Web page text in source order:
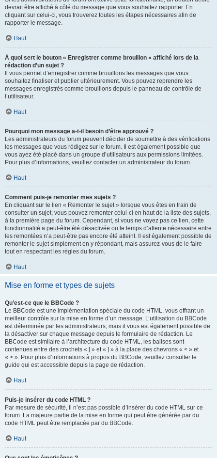
devrait être affiché à côté du message que vous souhaitez rapporter. En
cliquant sur celui-ci, vous trouverez toutes les étapes nécessaires afin de
rapporter le message.
Haut
À quoi sert le bouton « Enregistrer comme brouillon » affiché lors de la
rédaction d’un sujet ?
Il vous permet d’enregistrer comme brouillons les messages que vous
souhaitez finaliser et publier ultérieurement. Vous pouvez reprendre les
messages enregistrés comme brouillons depuis le panneau de contrôle de
l’utilisateur.
Haut
Pourquoi mon message a-t-il besoin d’être approuvé ?
Les administrateurs du forum peuvent décider de soumettre à des vérifications
les messages que vous rédigez sur le forum. Il est également possible que
vous ayez été placé dans un groupe d’utilisateurs aux permissions limitées.
Pour plus d’informations, veuillez contacter un administrateur du forum.
Haut
Comment puis-je remonter mes sujets ?
En cliquant sur le lien « Remonter le sujet » lorsque vous êtes en train de
consulter un sujet, vous pouvez remonter celui-ci en haut de la liste des sujets,
à la première page du forum. Cependant, si vous ne voyez pas ce lien, cette
fonctionnalité a peut-être été désactivée ou le temps d’attente nécessaire entre
les remontées n’a peut-être pas encore été atteint. Il est également possible de
remonter le sujet simplement en y répondant, mais assurez-vous de le faire
tout en respectant les règles du forum.
Haut
Mise en forme et types de sujets
Qu’est-ce que le BBCode ?
Le BBCode est une implémentation spéciale du code HTML, vous offrant un
meilleur contrôle sur la mise en forme d’un message. L’utilisation du BBCode
est déterminée par les administrateurs, mais il vous est également possible de
la désactiver sur chaque message depuis le formulaire de rédaction. Le
BBCode est similaire à l’architecture du code HTML, les balises sont
contenues entre des crochets « [ » et « ] » à la place des chevrons « < » et
« > ». Pour plus d’informations à propos du BBCode, veuillez consulter le
guide qui est accessible depuis la page de rédaction.
Haut
Puis-je insérer du code HTML ?
Par mesure de sécurité, il n’est pas possible d’insérer du code HTML sur ce
forum. La majeure partie de la mise en forme qui peut être générée par du
code HTML peut être remplacée par du BBCode.
Haut